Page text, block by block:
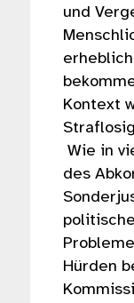
und
Kontext
Wie in
des
Hürden